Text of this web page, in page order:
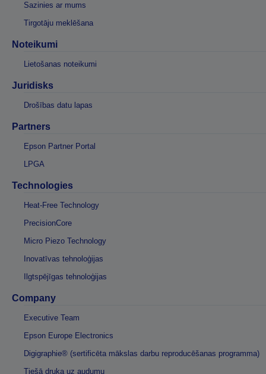
Sazinies ar mums
Tirgotāju meklēšana
Noteikumi
Lietošanas noteikumi
Juridisks
Drošības datu lapas
Partners
Epson Partner Portal
LPGA
Technologies
Heat-Free Technology
PrecisionCore
Micro Piezo Technology
Inovatīvas tehnoloģijas
Ilgtspējīgas tehnoloģijas
Company
Executive Team
Epson Europe Electronics
Digigraphie® (sertificēta mākslas darbu reproducēšanas programma)
Tiešā druka uz audumu